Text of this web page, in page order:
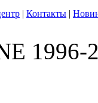
| Контакты |
1996-